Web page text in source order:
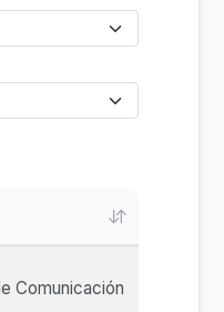
Comunicación